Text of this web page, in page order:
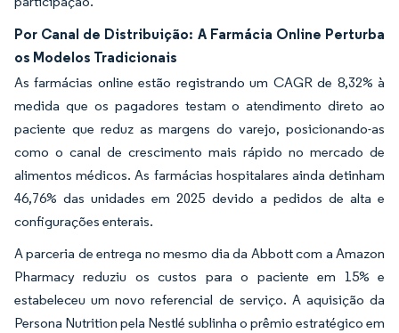
Por Canal de Distribuição: A Farmácia Online Perturba
os Modelos Tradicionais
As farmácias online estão registrando um CAGR de 8,32% à
medida que os pagadores testam o atendimento direto ao
paciente que reduz as margens do varejo, posicionando-as
como o canal de crescimento mais rápido no mercado de
alimentos médicos. As farmácias hospitalares ainda detinham
46,76% das unidades em 2025 devido a pedidos de alta e
configurações enterais.
A parceria de entrega no mesmo dia da Abbott com a Amazon
Pharmacy reduziu os custos para o paciente em 15% e
estabeleceu um novo referencial de serviço. A aquisição da
Persona Nutrition pela Nestlé sublinha o prêmio estratégico em